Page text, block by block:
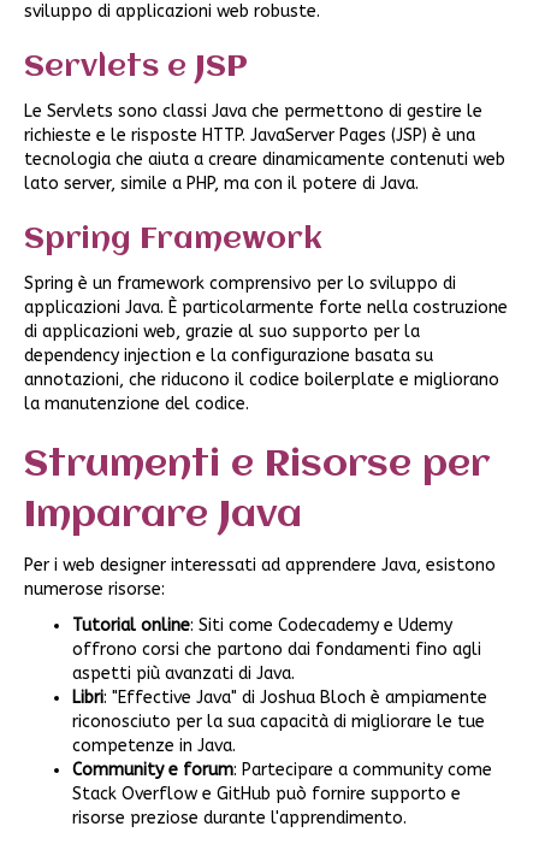
sviluppo di applicazioni web robuste.
Servlets e JSP
Le Servlets sono classi Java che permettono di gestire le
richieste e le risposte HTTP. JavaServer Pages (JSP) è una
tecnologia che aiuta a creare dinamicamente contenuti web
lato server, simile a PHP, ma con il potere di Java.
Spring Framework
Spring è un framework comprensivo per lo sviluppo di
applicazioni Java. È particolarmente forte nella costruzione
di applicazioni web, grazie al suo supporto per la
dependency injection e la configurazione basata su
annotazioni, che riducono il codice boilerplate e migliorano
la manutenzione del codice.
Strumenti e Risorse per
Imparare Java
Per i web designer interessati ad apprendere Java, esistono
numerose risorse:
Tutorial online: Siti come Codecademy e Udemy
offrono corsi che partono dai fondamenti fino agli
aspetti più avanzati di Java.
Libri: "Effective Java" di Joshua Bloch è ampiamente
riconosciuto per la sua capacità di migliorare le tue
competenze in Java.
Community e forum: Partecipare a community come
Stack Overflow e GitHub può fornire supporto e
risorse preziose durante l'apprendimento.